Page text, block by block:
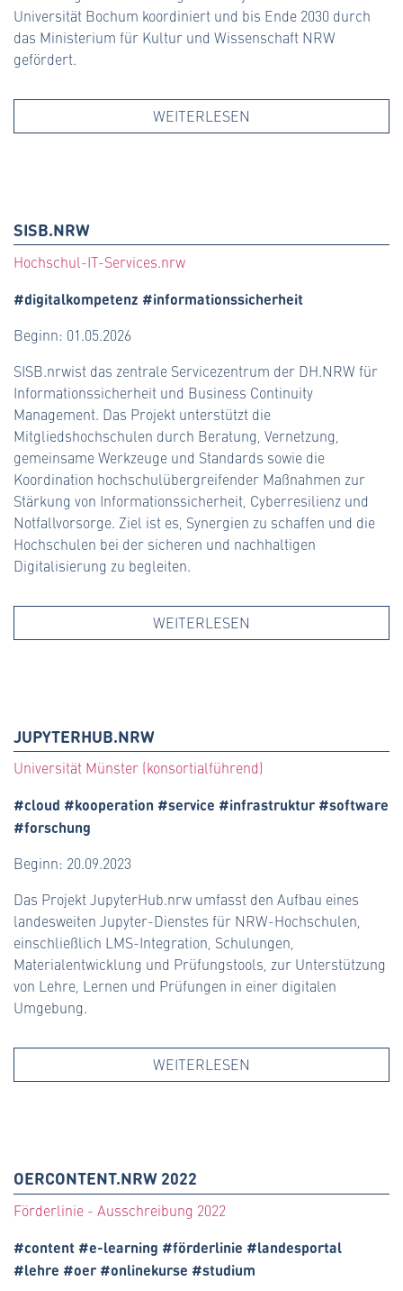
#reformmodell (1)
#service (37)
Universität Bochum koordiniert und bis Ende 2030 durch
das Ministerium für Kultur und Wissenschaft NRW
gefördert.
WEITERLESEN
SISB.NRW
Hochschul-IT-Services.nrw
#digitalkompetenz #informationssicherheit
Beginn: 01.05.2026
SISB.nrwist das zentrale Servicezentrum der DH.NRW für
Informationssicherheit und Business Continuity
Management. Das Projekt unterstützt die
Mitgliedshochschulen durch Beratung, Vernetzung,
gemeinsame Werkzeuge und Standards sowie die
Koordination hochschulübergreifender Maßnahmen zur
Stärkung von Informationssicherheit, Cyberresilienz und
Notfallvorsorge. Ziel ist es, Synergien zu schaffen und die
Hochschulen bei der sicheren und nachhaltigen
Digitalisierung zu begleiten.
WEITERLESEN
JUPYTERHUB.NRW
Universität Münster (konsortialführend)
#cloud #kooperation #service #infrastruktur #software
#forschung
Beginn: 20.09.2023
Das Projekt JupyterHub.nrw umfasst den Aufbau eines
landesweiten Jupyter-Dienstes für NRW-Hochschulen,
einschließlich LMS-Integration, Schulungen,
Materialentwicklung und Prüfungstools, zur Unterstützung
von Lehre, Lernen und Prüfungen in einer digitalen
Umgebung.
WEITERLESEN
OERCONTENT.NRW 2022
Förderlinie - Ausschreibung 2022
#content #e-learning #förderlinie #landesportal
#lehre #oer #onlinekurse #studium